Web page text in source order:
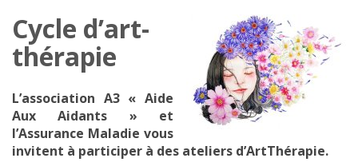
Cycle d’art-
thérapie
L’association A3 « Aide
Aux Aidants » et
l’Assurance Maladie vous
invitent à participer à des ateliers d’ArtThérapie.